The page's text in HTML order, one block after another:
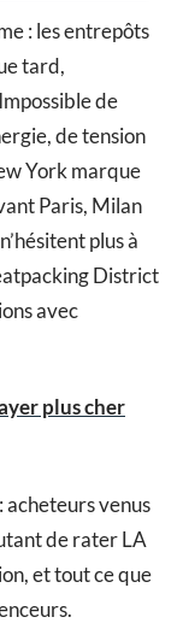
: les entrepôts
tard,
de
de tension
York marque
Paris, Milan
plus à
District
avec
plus cher
acheteurs venus
de rater LA
et tout ce que